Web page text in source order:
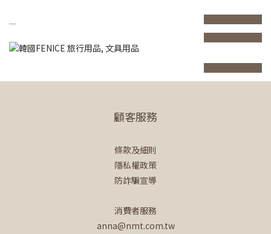
prev
next
prev
next
prev
next
顧客服務
條款及細則
隱私權政策
防詐騙宣導
消費者服務
anna@nmt.com.tw